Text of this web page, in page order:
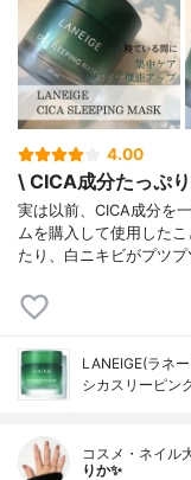
4.00
\ CICA成分たっぷ
実は以前、CICA成分を
ムを購入して使用した
たり、白ニキビがプツ
LANEIGE(ラネ
シカスリーピン
コスメ・ネイル
りか✨